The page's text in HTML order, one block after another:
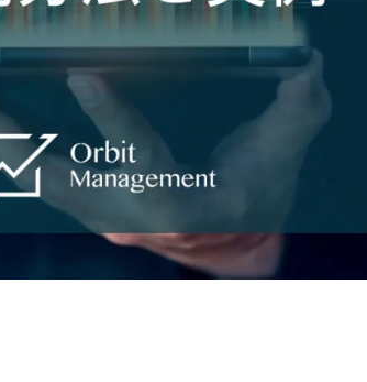
スポット診
レポーティ
み
資料請求